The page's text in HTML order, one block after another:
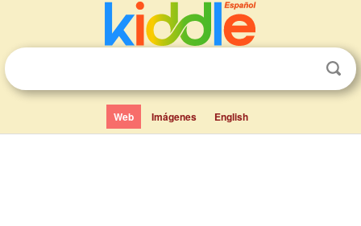
Web Imágenes English